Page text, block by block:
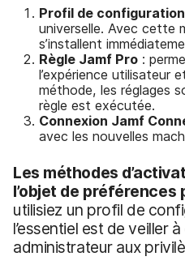
Profil de configuration
universelle. Avec cette
s’installent
Règle Jamf Pro :
l’expérience utilisateur
méthode, les réglages
règle est exécutée.
Connexion Jamf
avec les nouvelles
Les méthodes
l’objet de préférences
utilisiez un profil de
l’essentiel est de veiller
administrateur aux